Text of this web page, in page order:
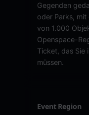
Gegenden
oder Parks,
von 1.000
Openspace-
Ticket, das Sie
müssen.
Event Region